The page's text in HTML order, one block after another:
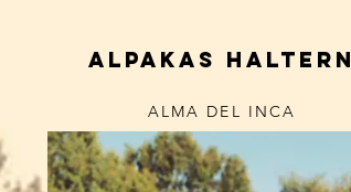
alpakas haltern
ALMA DEL INCA